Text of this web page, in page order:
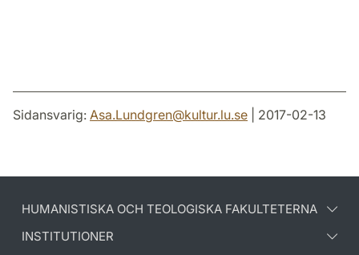
Sidansvarig: Asa.Lundgren@kultur.lu.se | 2017-02-13
HUMANISTISKA OCH TEOLOGISKA FAKULTETERNA
INSTITUTIONER